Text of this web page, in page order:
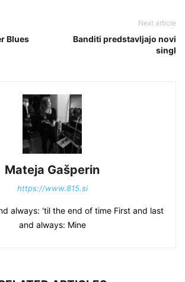
Blues
Next article
Banditi predstavljajo novi
singl
Mateja Gašperin
https://www.815.si
always: 'til the end of time First and last
and always: Mine